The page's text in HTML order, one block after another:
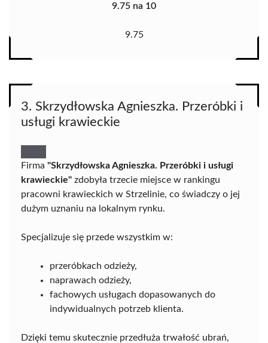
9.75 na 10
9.75
3. Skrzydłowska Agnieszka. Przeróbki i
usługi krawieckie
Firma "Skrzydłowska Agnieszka. Przeróbki i usługi
krawieckie" zdobyła trzecie miejsce w rankingu
pracowni krawieckich w Strzelinie, co świadczy o jej
dużym uznaniu na lokalnym rynku.
Specjalizuje się przede wszystkim w:
przeróbkach odzieży,
naprawach odzieży,
fachowych usługach dopasowanych do
indywidualnych potrzeb klienta.
Dzięki temu skutecznie przedłuża trwałość ubrań,